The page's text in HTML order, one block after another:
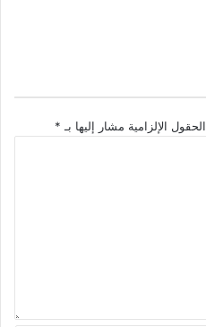
الحقول الإلزامية مشار إليها بـ *